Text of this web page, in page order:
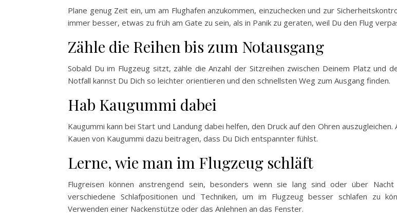
Plane genug Zeit ein, um am Flughafen anzukommen, einzuchecken und zur
immer besser, etwas zu früh am Gate zu sein, als in Panik zu geraten, weil Du den Flug
Zähle die Reihen bis zum Notausgang
Sobald Du im Flugzeug sitzt, zähle die Anzahl der Sitzreihen zwischen Deinem Platz und
Notfall kannst Du Dich so leichter orientieren und den schnellsten Weg zum Ausgang finden.
Hab Kaugummi dabei
Kaugummi kann bei Start und Landung dabei helfen, den Druck auf den Ohren auszugleichen.
Kauen von Kaugummi dazu beitragen, dass Du Dich entspannter fühlst.
Lerne, wie man im Flugzeug schläft
Flugreisen können anstrengend sein, besonders wenn sie lang sind oder über
verschiedene Schlafpositionen und Techniken, um im Flugzeug besser schlafen zu
Verwenden einer Nackenstütze oder das Anlehnen an das Fenster.